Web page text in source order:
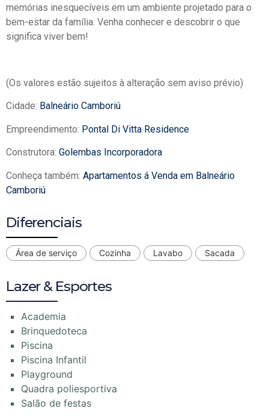
memórias inesquecíveis em um ambiente projetado para o
bem-estar da família. Venha conhecer e descobrir o que
significa viver bem!
(Os valores estão sujeitos à alteração sem aviso prévio)
Cidade: Balneário Camboriú
Empreendimento: Pontal Di Vitta Residence
Construtora: Golembas Incorporadora
Conheça também: Apartamentos á Venda em Balneário
Camboriú
Diferenciais
Área de serviço Cozinha Lavabo Sacada
Lazer & Esportes
Academia
Brinquedoteca
Piscina
Piscina Infantil
Playground
Quadra poliesportiva
Salão de festas